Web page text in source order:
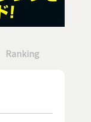
Ranking